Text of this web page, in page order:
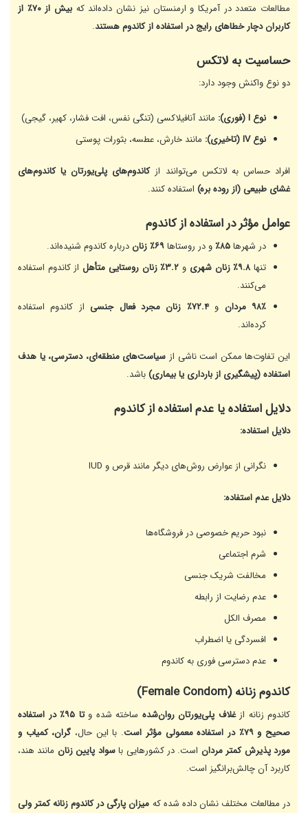
مطالعات متعدد در آمریکا و ارمنستان نیز نشان داده‌اند که
بیش از ۷۰٪ از
کاربران دچار خطاهای رایج در استفاده از کاندوم هستند.
حساسیت به لاتکس
دو نوع واکنش وجود دارد:
نوع I (فوری):
مانند آنافیلاکسی (تنگی نفس، افت فشار، کهیر، گیجی)
نوع IV (تاخیری):
مانند خارش، عطسه، بثورات پوستی
افراد حساس به لاتکس می‌توانند ازکاندوم‌های پلی‌یورتان یا کاندوم‌های
غشای طبیعی (از روده بره) استفاده کنند.
عوامل مؤثر در استفاده از کاندوم
در شهرها۸۵٪ و در روستاها۶۹٪ زنان
درباره کاندوم شنیده‌اند.
تنها ۹.۸٪ زنان شهری و ۳.۲٪ زنان روستایی متأهل
از کاندوم استفاده
می‌کنند.
۹۸٪ مردان
و۷۲.۴٪ زنان مجرد فعال جنسی
از کاندوم استفاده
کرده‌اند.
این تفاوت‌ها ممکن است ناشی از سیاست‌های منطقه‌ای، دسترسی، یا هدف
استفاده (پیشگیری از بارداری یا بیماری)باشد.
دلایل استفاده یا عدم استفاده از کاندوم
دلایل استفاده:
نگرانی از عوارض روش‌های دیگر مانند قرص و IUD
دلایل عدم استفاده:
نبود حریم خصوصی در فروشگاه‌ها
شرم اجتماعی
مخالفت شریک جنسی
عدم رضایت از رابطه
مصرف الکل
افسردگی یا اضطراب
عدم دسترسی فوری به کاندوم
کاندوم زنانه (Female Condom)
کاندوم زنانه ازغلاف پلی‌یورتان روان‌شده ساخته شده و
تا ۹۵٪ در استفاده
صحیح و ۷۹٪ در استفاده معمولی مؤثر است
. با این حال، گران، کمیاب و
مورد پذیرش کمتر مردان است. در کشورهایی باسواد پایین زنان مانند هند،
کاربرد آن چالش‌برانگیز است.
در مطالعات مختلف نشان داده شده که میزان پارگی در کاندوم زنانه کمتر ولی